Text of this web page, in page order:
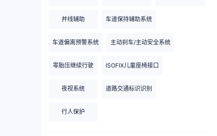
并线辅助 车道保持辅助系统
车道偏离预警系统 主动刹车/主动安全系统
零胎压继续行驶 ISOFIX儿童座椅接口
夜视系统 道路交通标识识别
行人保护